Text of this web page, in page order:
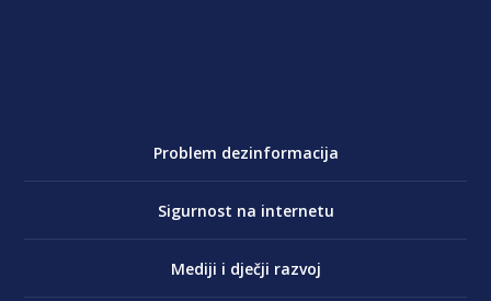
Problem dezinformacija
Sigurnost na internetu
Mediji i dječji razvoj